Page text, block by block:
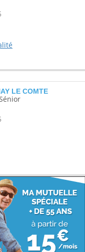
LE COMTE